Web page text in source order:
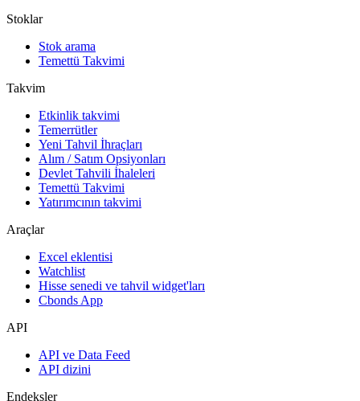
Stoklar
Stok arama
Temettü Takvimi
Takvim
Etkinlik takvimi
Temerrütler
Yeni Tahvil İhraçları
Alım / Satım Opsiyonları
Devlet Tahvili İhaleleri
Temettü Takvimi
Yatırımcının takvimi
Araçlar
Excel eklentisi
Watchlist
Hisse senedi ve tahvil widget'ları
Cbonds App
API
API ve Data Feed
API dizini
Endeksler